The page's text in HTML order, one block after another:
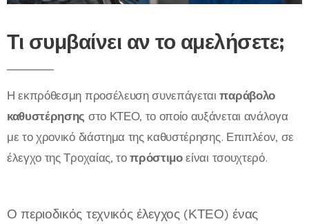
Τι συμβαίνει αν το αμελήσετε;
Η εκπρόθεσμη προσέλευση συνεπάγεταιπαράβολο
καθυστέρησης στο ΚΤΕΟ, το οποίο αυξάνεται ανάλογα
με το χρονικό διάστημα της καθυστέρησης. Επιπλέον, σε
έλεγχο της Τροχαίας, τοπρόστιμοείναι τσουχτερό.
Ο περιοδικός τεχνικός έλεγχος (ΚΤΕΟ) ένας